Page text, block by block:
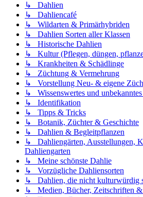
↳ Dahlien
↳ Dahliencafé
↳ Wildarten & Primärhybriden
↳ Dahlien Sorten aller Klassen
↳ Historische Dahlien
↳ Kultur (Pflegen, düngen,
↳ Krankheiten & Schädlinge
↳ Züchtung & Vermehrung
↳ Vorstellung Neu- & eigene
↳ Wissenswertes und
↳ Identifikation
↳ Tipps & Tricks
↳ Botanik, Züchter & Geschichte
↳ Dahlien & Begleitpflanzen
↳ Dahliengärten, Ausstellungen,
Dahliengarten
↳ Meine schönste Dahlie
↳ Vorzügliche Dahliensorten
↳ Dahlien, die nicht kulturwürdig
↳ Medien, Bücher, Zeitschriften &